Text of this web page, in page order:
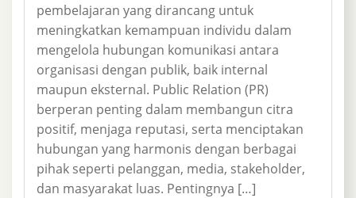
pembelajaran yang dirancang untuk
meningkatkan kemampuan individu dalam
mengelola hubungan komunikasi antara
organisasi dengan publik, baik internal
maupun eksternal. Public Relation (PR)
berperan penting dalam membangun citra
positif, menjaga reputasi, serta menciptakan
hubungan yang harmonis dengan berbagai
pihak seperti pelanggan, media, stakeholder,
dan masyarakat luas. Pentingnya […]